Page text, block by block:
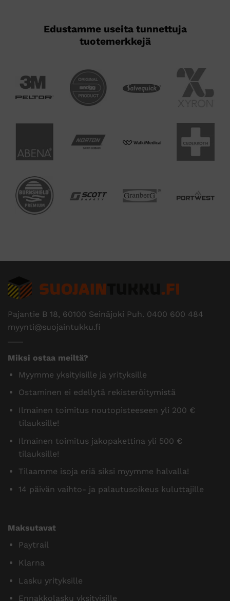
Edustamme useita tunnettuja
tuotemerkkejä
Pajantie B 18, 60100 Seinäjoki Puh. 0400 600 484
myynti@suojaintukku.fi
Miksi ostaa meiltä?
Myymme yksityisille ja yrityksille
Ostaminen ei edellytä rekisteröitymistä
Ilmainen toimitus noutopisteeseen yli 200 €
tilauksille!
Ilmainen toimitus jakopakettina yli 500 €
tilauksille!
Tilaamme isoja eriä siksi myymme halvalla!
14 päivän vaihto- ja palautusoikeus kuluttajille
Maksutavat
Paytrail
Klarna
Lasku yrityksille
Ennakkolasku yksityisille